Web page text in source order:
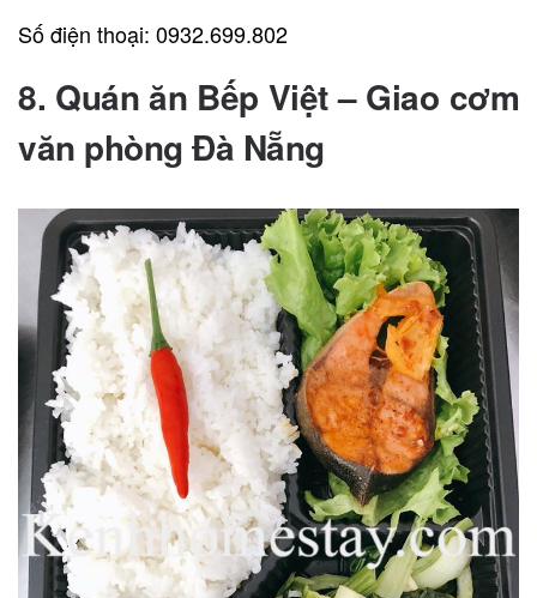
Số điện thoại: 0932.699.802
8. Quán ăn Bếp Việt – Giao cơm
văn phòng Đà Nẵng